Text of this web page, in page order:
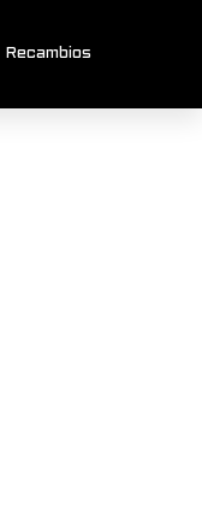
Recambios